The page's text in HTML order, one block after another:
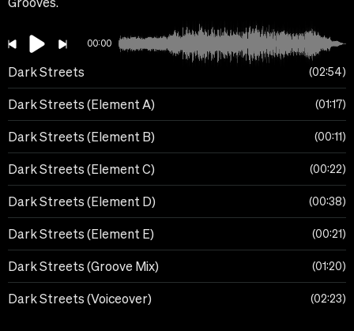
00:00
Dark Streets 02:54
Dark Streets (Element A) 01:17
Dark Streets (Element B) 00:11
Dark Streets (Element C) 00:22
Dark Streets (Element D) 00:38
Dark Streets (Element E) 00:21
Dark Streets (Groove Mix) 01:20
Dark Streets (Voiceover) 02:23